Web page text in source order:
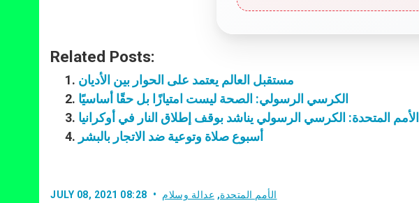
Related Posts:
مستقبل العالم يعتمد على الحوار بين الأديان
الكرسي الرسولي: الصحة ليست امتيازًا بل حقًا أساسيًا
الأمم المتحدة: الكرسي الرسولي يناشد بوقف إطلاق النار في أوكرانيا
أسبوع صلاة وتوعية ضد الاتجار بالبشر
JULY 08, 2021 08:28 الأمم المتحدة, عدالة وسلام